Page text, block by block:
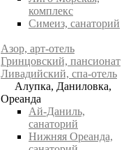
комплекс
Симеиз, санаторий
Азор, арт-отель
Гринцовский, пансионат
Ливадийский, спа-отель
Алупка, Даниловка,
Ореанда
Ай-Даниль,
санаторий
Нижняя Ореанда,